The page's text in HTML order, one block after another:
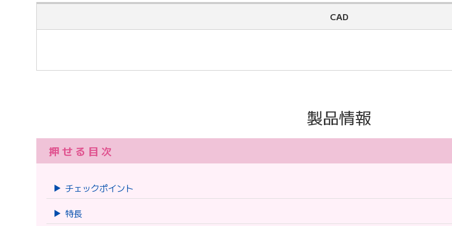
CAD
ツールコード：-
2D
製品情報
押せる目次
チェックポイント
特長